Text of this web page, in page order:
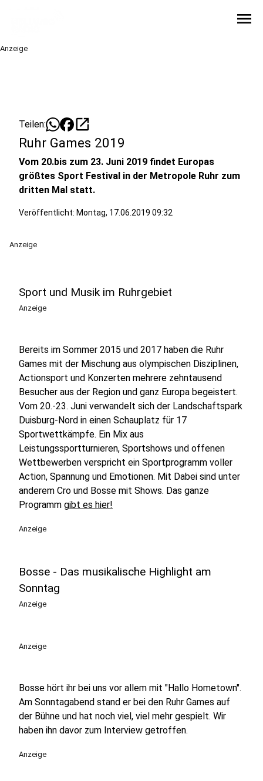
menu
Anzeige
Teilen: open_in_new
Ruhr Games 2019
Vom 20.bis zum 23. Juni 2019 findet Europas
größtes Sport Festival in der Metropole Ruhr zum
dritten Mal statt.
Veröffentlicht: Montag, 17.06.2019 09:32
Anzeige
Sport und Musik im Ruhrgebiet
Anzeige
Bereits im Sommer 2015 und 2017 haben die Ruhr
Games mit der Mischung aus olympischen Disziplinen,
Actionsport und Konzerten mehrere zehntausend
Besucher aus der Region und ganz Europa begeistert.
Vom 20.-23. Juni verwandelt sich der Landschaftspark
Duisburg-Nord in einen Schauplatz für 17
Sportwettkämpfe. Ein Mix aus
Leistungssportturnieren, Sportshows und offenen
Wettbewerben verspricht ein Sportprogramm voller
Action, Spannung und Emotionen. Mit Dabei sind unter
anderem Cro und Bosse mit Shows. Das ganze
Programm gibt es hier!
Anzeige
Bosse - Das musikalische Highlight am
Sonntag
Anzeige
Anzeige
Bosse hört ihr bei uns vor allem mit "Hallo Hometown".
Am Sonntagabend stand er bei den Ruhr Games auf
der Bühne und hat noch viel, viel mehr gespielt. Wir
haben ihn davor zum Interview getroffen.
Anzeige